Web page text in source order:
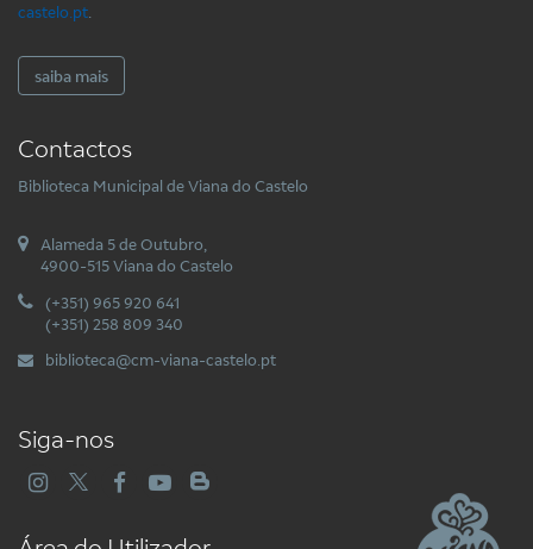
castelo.pt
saiba mais
Contactos
Biblioteca Municipal de Viana do Castelo
Alameda 5 de Outubro,
4900-515 Viana do Castelo
(+351) 965 920 641
(+351) 258 809 340
biblioteca@cm-viana-castelo.pt
Siga-nos